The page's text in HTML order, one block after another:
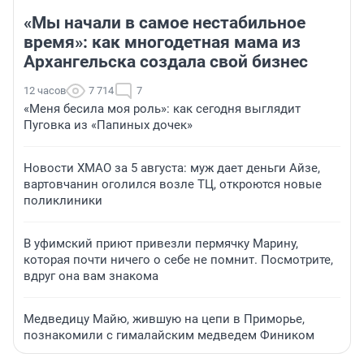
«Мы начали в самое нестабильное
время»: как многодетная мама из
Архангельска создала свой бизнес
12 часов 7 714 7
«Меня бесила моя роль»: как сегодня выглядит
Пуговка из «Папиных дочек»
Новости ХМАО за 5 августа: муж дает деньги Айзе,
вартовчанин оголился возле ТЦ, откроются новые
поликлиники
В уфимский приют привезли пермячку Марину,
которая почти ничего о себе не помнит. Посмотрите,
вдруг она вам знакома
Медведицу Майю, жившую на цепи в Приморье,
познакомили с гималайским медведем Фиником